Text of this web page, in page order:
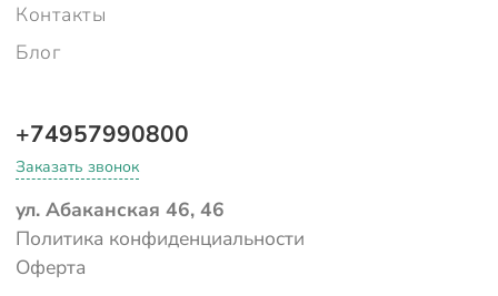
Контакты
Блог
+74957990800
Заказать звонок
ул. Абаканская 46, 46
Политика конфиденциальности
Оферта